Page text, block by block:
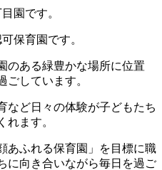
園です。
保育園です。
のある緑豊かな場所に位置
ごしています。
など日々の体験が子どもたち
れます。
あふれる保育園」を目標に職
に向き合いながら毎日を過ご